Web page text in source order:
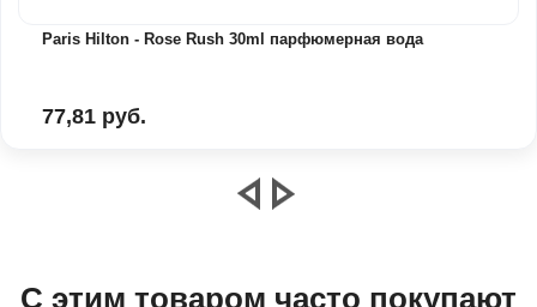
Paris Hilton - Rose Rush 30ml парфюмерная вода
77,81 руб.
С этим товаром часто покупают